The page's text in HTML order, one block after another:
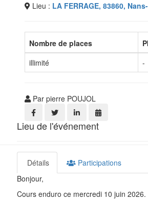
Lieu : LA FERRAGE, 83860,
Nombre de places
illimité
-
Par pierre POUJOL
Lieu de l'événement
Détails
Participations
Bonjour,
Cours enduro ce mercredi 10 juin 2026.